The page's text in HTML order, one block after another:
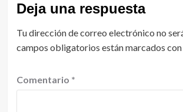
Deja una respuesta
Tu dirección de correo electrónico no
campos obligatorios están marcados con
Comentario *